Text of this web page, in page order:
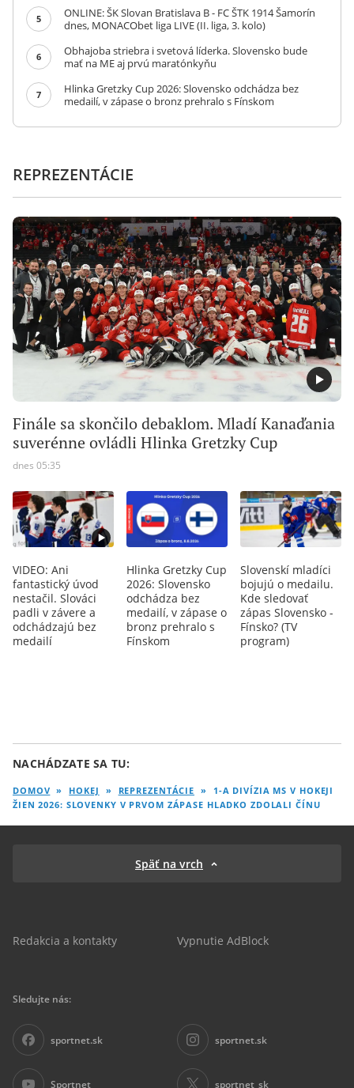
5
ONLINE: ŠK Slovan Bratislava B - FC ŠTK 1914 Šamorín
dnes, MONACObet liga LIVE (II. liga, 3. kolo)
6
Obhajoba striebra i svetová líderka. Slovensko bude
mať na ME aj prvú maratónkyňu
7
Hlinka Gretzky Cup 2026: Slovensko odchádza bez
medailí, v zápase o bronz prehralo s Fínskom
REPREZENTÁCIE
Finále sa skončilo debaklom. Mladí Kanaďania
suverénne ovládli Hlinka Gretzky Cup
dnes 05:35
VIDEO: Ani
fantastický úvod
nestačil. Slováci
padli v závere a
odchádzajú bez
medailí
Hlinka Gretzky Cup
2026: Slovensko
odchádza bez
medailí, v zápase o
bronz prehralo s
Fínskom
Slovenskí mladíci
bojujú o medailu.
Kde sledovať
zápas Slovensko -
Fínsko? (TV
program)
NACHÁDZATE SA TU:
DOMOV » HOKEJ » REPREZENTÁCIE »
1-A DIVÍZIA MS V HOKEJI
ŽIEN 2026: SLOVENKY V PRVOM ZÁPASE HLADKO ZDOLALI ČÍNU
Späť na vrch
Redakcia a kontakty Vypnutie AdBlock
Sledujte nás:
sportnet.sk sportnet.sk
Sportnet sportnet_sk